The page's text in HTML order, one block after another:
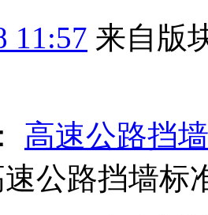
11:57 来自版
： 高速公路挡
公路挡墙标